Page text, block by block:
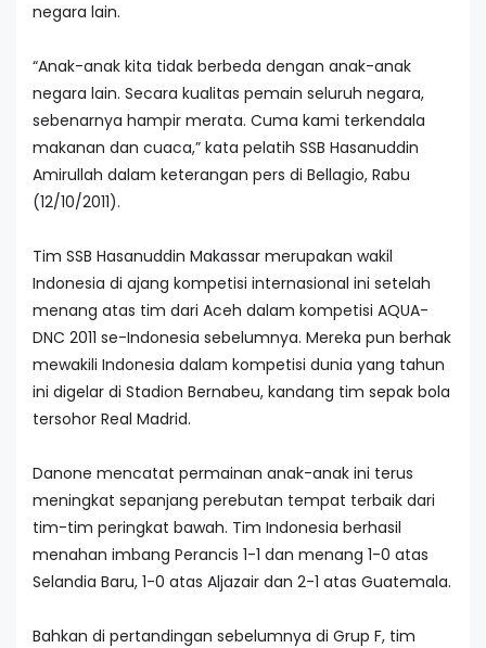
negara lain.
“Anak-anak kita tidak berbeda dengan anak-anak
negara lain. Secara kualitas pemain seluruh negara,
sebenarnya hampir merata. Cuma kami terkendala
makanan dan cuaca,” kata pelatih SSB Hasanuddin
Amirullah dalam keterangan pers di Bellagio, Rabu
(12/10/2011).
Tim SSB Hasanuddin Makassar merupakan wakil
Indonesia di ajang kompetisi internasional ini setelah
menang atas tim dari Aceh dalam kompetisi AQUA-
DNC 2011 se-Indonesia sebelumnya. Mereka pun berhak
mewakili Indonesia dalam kompetisi dunia yang tahun
ini digelar di Stadion Bernabeu, kandang tim sepak bola
tersohor Real Madrid.
Danone mencatat permainan anak-anak ini terus
meningkat sepanjang perebutan tempat terbaik dari
tim-tim peringkat bawah. Tim Indonesia berhasil
menahan imbang Perancis 1-1 dan menang 1-0 atas
Selandia Baru, 1-0 atas Aljazair dan 2-1 atas Guatemala.
Bahkan di pertandingan sebelumnya di Grup F, tim